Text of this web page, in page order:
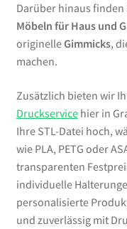
Darüber hinaus finden
Möbeln für Haus und
originelleGimmicks,
machen.
Zusätzlich bieten wir
Druckservicehier in
Ihre STL-Datei hoch,
wie PLA, PETG oder
transparenten
individuelle
personalisierte
und zuverlässig mit